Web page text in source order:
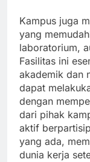
Kampus juga
yang
laboratorium,
Fasilitas ini
akademik dan
dapat
dengan
dari pihak
aktif
yang ada,
dunia kerja